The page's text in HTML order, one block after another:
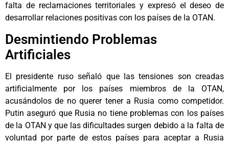
falta de reclamaciones territoriales y expresó el deseo de
desarrollar relaciones positivas con los países de la OTAN.
Desmintiendo Problemas
Artificiales
El presidente ruso señaló que las tensiones son creadas
artificialmente por los países miembros de la OTAN,
acusándolos de no querer tener a Rusia como competidor.
Putin aseguró que Rusia no tiene problemas con los países
de la OTAN y que las dificultades surgen debido a la falta de
voluntad por parte de estos países para aceptar a Rusia